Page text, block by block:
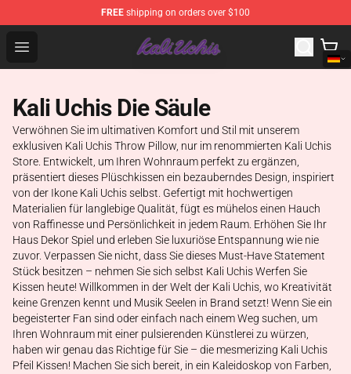
FREE shipping on orders over $100
Open menu
Kali Uchis Store - Official Kali Uchis Merchandise Shop
Kali Uchis Die Säule
Verwöhnen Sie im ultimativen Komfort und Stil mit unserem
exklusiven Kali Uchis Throw Pillow, nur im renommierten Kali Uchis
Store. Entwickelt, um Ihren Wohnraum perfekt zu ergänzen,
präsentiert dieses Plüschkissen ein bezauberndes Design, inspiriert
von der Ikone Kali Uchis selbst. Gefertigt mit hochwertigen
Materialien für langlebige Qualität, fügt es mühelos einen Hauch
von Raffinesse und Persönlichkeit in jedem Raum. Erhöhen Sie Ihr
Haus Dekor Spiel und erleben Sie luxuriöse Entspannung wie nie
zuvor. Verpassen Sie nicht, dass Sie dieses Must-Have Statement
Stück besitzen – nehmen Sie sich selbst Kali Uchis Werfen Sie
Kissen heute! Willkommen in der Welt der Kali Uchis, wo Kreativität
keine Grenzen kennt und Musik Seelen in Brand setzt! Wenn Sie ein
begeisterter Fan sind oder einfach nach einem Weg suchen, um
Ihren Wohnraum mit einer pulsierenden Künstlerei zu würzen,
haben wir genau das Richtige für Sie – die mesmerizing Kali Uchis
Pfeil Kissen! Machen Sie sich bereit, in ein Kaleidoskop von Farben,